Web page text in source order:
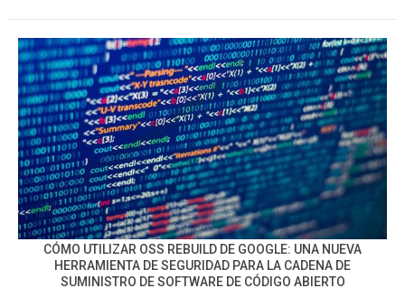
CÓMO UTILIZAR OSS REBUILD DE GOOGLE: UNA NUEVA
HERRAMIENTA DE SEGURIDAD PARA LA CADENA DE
SUMINISTRO DE SOFTWARE DE CÓDIGO ABIERTO